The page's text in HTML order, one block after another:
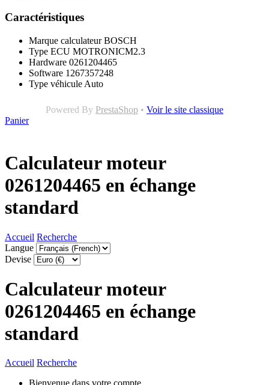
Caractéristiques
Marque calculateur BOSCH
Type ECU MOTRONICM2.3
Hardware 0261204465
Software 1267357248
Type véhicule Auto
Powered By PrestaShop • Voir le site classique
Panier
Calculateur moteur
0261204465 en échange
standard
Accueil Recherche
Langue
Devise
Calculateur moteur
0261204465 en échange
standard
Accueil Recherche